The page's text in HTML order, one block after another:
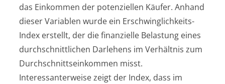
das Einkommen der potenziellen Käufer. Anhand
dieser Variablen wurde ein Erschwinglichkeits-
Index erstellt, der die finanzielle Belastung eines
durchschnittlichen Darlehens im Verhältnis zum
Durchschnittseinkommen misst.
Interessanterweise zeigt der Index, dass im